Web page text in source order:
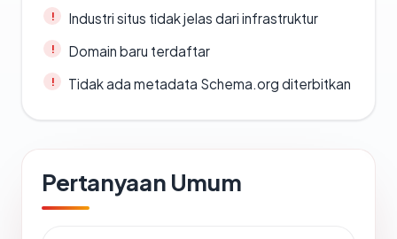
Industri situs tidak jelas dari infrastruktur
Domain baru terdaftar
Tidak ada metadata Schema.org diterbitkan
Pertanyaan Umum